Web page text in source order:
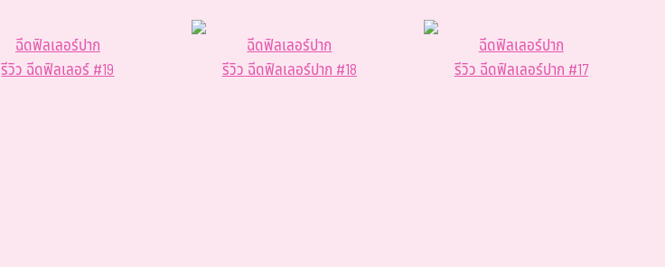
ฉีดฟิลเลอร์ปาก
รีวิว ฉีดฟิลเลอร์ #19
ฉีดฟิลเลอร์ปาก
รีวิว ฉีดฟิลเลอร์ปาก #18
ฉีดฟิลเลอร์ปาก
รีวิว ฉีดฟิลเลอร์ปาก #17